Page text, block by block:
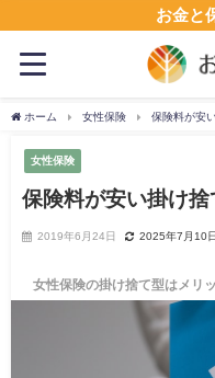
お金と
ホーム 女性保険 保険料が安
女性保険
保険料が安い掛け
2019年6月24日 2025年7月10日
女性保険の掛け捨て型はメリ